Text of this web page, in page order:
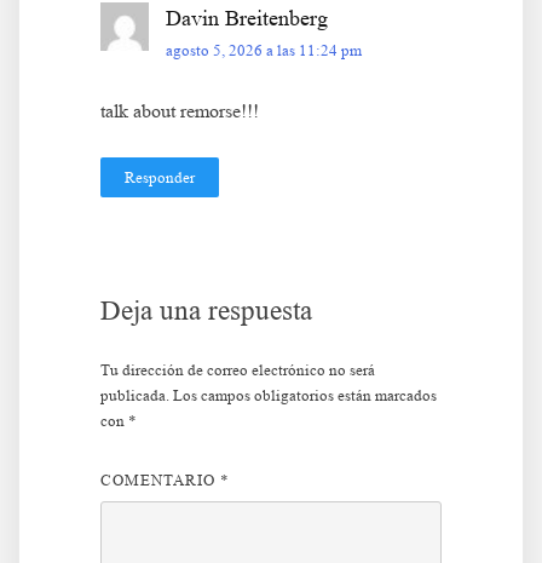
Davin Breitenberg
agosto 5, 2026 a las 11:24 pm
talk about remorse!!!
Responder
Deja una respuesta
Tu dirección de correo electrónico no será
publicada. Los campos obligatorios están marcados
con *
COMENTARIO *